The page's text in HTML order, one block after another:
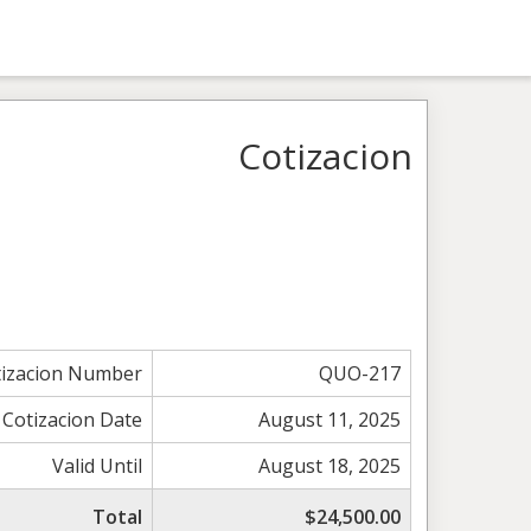
Cotizacion
Number
QUO-217
Cotizacion Date
August 11, 2025
Valid Until
August 18, 2025
Total
$24,500.00